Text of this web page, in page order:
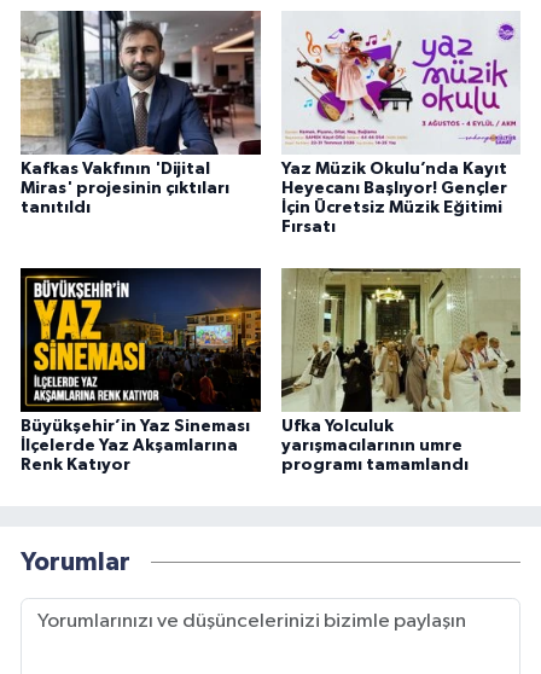
Kafkas Vakfının 'Dijital
Miras' projesinin çıktıları
tanıtıldı
Yaz Müzik Okulu’nda Kayıt
Heyecanı Başlıyor! Gençler
İçin Ücretsiz Müzik Eğitimi
Fırsatı
Büyükşehir’in Yaz Sineması
İlçelerde Yaz Akşamlarına
Renk Katıyor
Ufka Yolculuk
yarışmacılarının umre
programı tamamlandı
Yorumlar